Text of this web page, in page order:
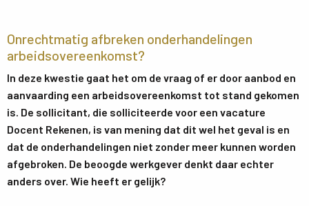
Onrechtmatig afbreken onderhandelingen
arbeidsovereenkomst?
In deze kwestie gaat het om de vraag of er door aanbod en
aanvaarding een arbeidsovereenkomst tot stand gekomen
is. De sollicitant, die solliciteerde voor een vacature
Docent Rekenen, is van mening dat dit wel het geval is en
dat de onderhandelingen niet zonder meer kunnen worden
afgebroken. De beoogde werkgever denkt daar echter
anders over. Wie heeft er gelijk?